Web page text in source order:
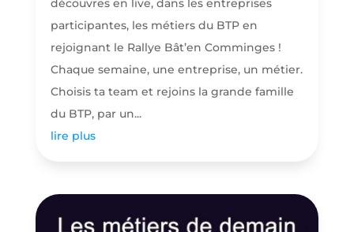
découvres en live, dans les entreprises
participantes, les métiers du BTP en
rejoignant le Rallye Bât’en Comminges !
Chaque semaine, une entreprise, un métier.
Choisis ta team et rejoins la grande famille
du BTP, par un...
lire plus